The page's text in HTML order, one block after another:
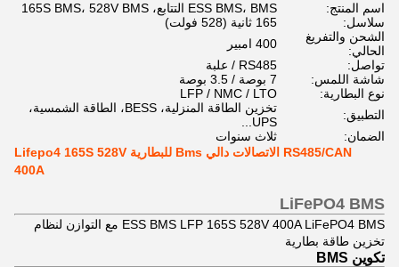
اسم المنتج:
ESS BMS، BMS التتابع، 165S BMS، 528V BMS
سلاسل:
165 ثانية (528 فولت)
الشحن والتفريغ
الحالي:
400 امبير
تواصل:
RS485 / علبة
شاشة اللمس:
7 بوصة / 3.5 بوصة
نوع البطارية:
LFP / NMC / LTO
التطبيق:
تخزين الطاقة المنزلية، BESS، الطاقة الشمسية،
UPS...
الضمان:
ثلاث سنوات
RS485/CAN الاتصالات دالي Bms للبطارية Lifepo4 165S 528V
400A
LiFePO4 BMS
ESS BMS LFP 165S 528V 400A LiFePO4 BMS مع التوازن لنظام
تخزين طاقة بطارية
تكوين BMS